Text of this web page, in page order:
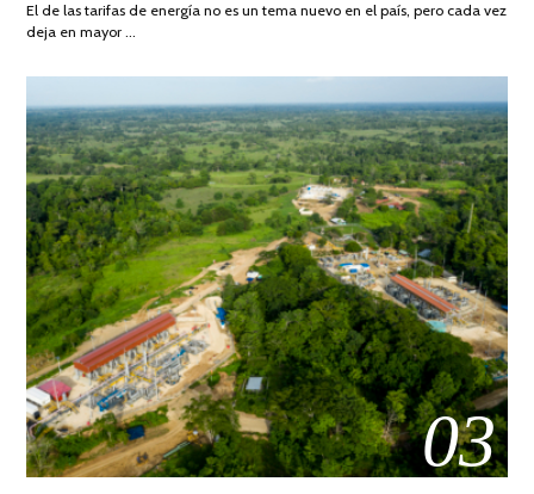
DE
El de las tarifas de energía no es un tema nuevo en el país, pero cada vez
deja en mayor …
03